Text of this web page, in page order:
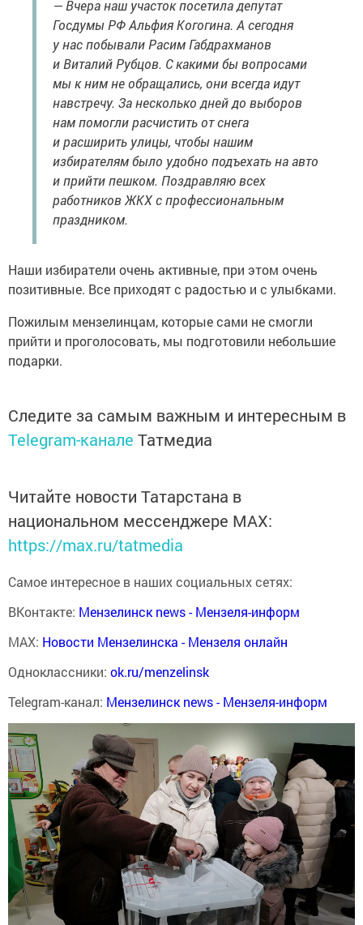
— Вчера наш участок посетила депутат
Госдумы РФ Альфия Когогина. А сегодня
у нас побывали Расим Габдрахманов
и Виталий Рубцов. С какими бы вопросами
мы к ним не обращались, они всегда идут
навстречу. За несколько дней до выборов
нам помогли расчистить от снега
и расширить улицы, чтобы нашим
избирателям было удобно подъехать на авто
и прийти пешком. Поздравляю всех
работников ЖКХ с профессиональным
праздником.
Наши избиратели очень активные, при этом очень
позитивные. Все приходят с радостью и с улыбками.
Пожилым мензелинцам, которые сами не смогли
прийти и проголосовать, мы подготовили небольшие
подарки.
Следите за самым важным и интересным в
Telegram-канале Татмедиа
Читайте новости Татарстана в
национальном мессенджере MАХ:
https://max.ru/tatmedia
Самое интересное в наших социальных сетях:
ВКонтакте: Мензелинск news - Мензеля-информ
MAX: Новости Мензелинска - Мензеля онлайн
Одноклассники: ok.ru/menzelinsk
Telegram-канал: Мензелинск news - Мензеля-информ